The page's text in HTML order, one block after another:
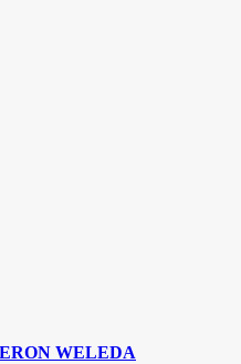
WELEDA